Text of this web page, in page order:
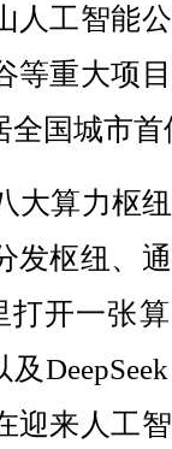
人工智能
等重大项
全国城市首
算力枢
发枢纽、
打开一张
迎来人工